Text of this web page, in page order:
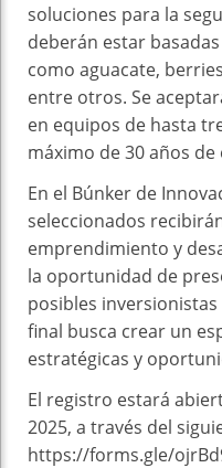
soluciones para la
deberán estar
como aguacate,
entre otros. Se
en equipos de hasta
máximo de 30 años de
En el Búnker de
seleccionados
emprendimiento y
la oportunidad de
posibles
final busca crear un
estratégicas y
El registro estará
2025, a través del
https://forms.gle/